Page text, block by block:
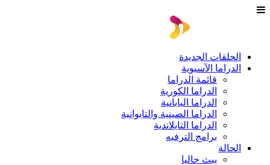
الحلقات الجديدة
الدراما الآسيوية
قائمة الدراما
الدراما الكورية
الدراما اليابانية
الدراما الصينية والتايوانية
الدراما التايلاندية
برامج الترفيه
الحالة
يبث حاليا